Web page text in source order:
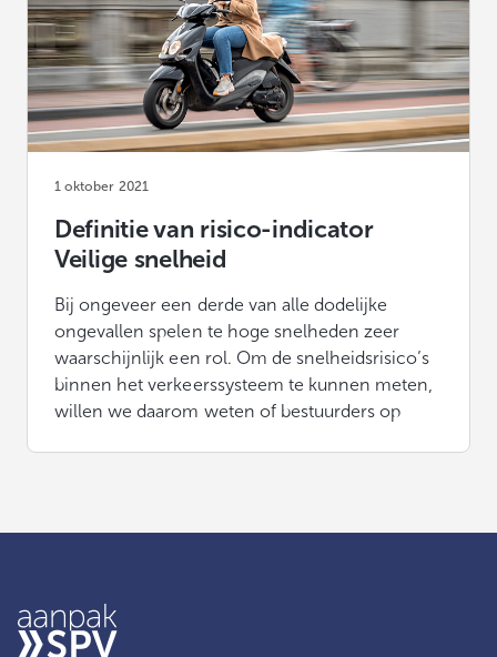
1 oktober 2021
Definitie van risico-indicator
Veilige snelheid
Bij ongeveer een derde van alle dodelijke
ongevallen spelen te hoge snelheden zeer
waarschijnlijk een rol. Om de snelheidsrisico’s
binnen het verkeerssysteem te kunnen meten,
willen we daarom weten of bestuurders op